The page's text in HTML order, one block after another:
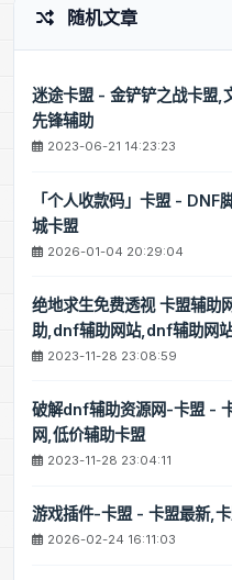
随机文章
迷途卡盟 - 金铲铲之战卡盟,
先锋辅助
2023-06-21 14:23:23
「个人收款码」卡盟 -
城卡盟
2026-01-04 20:29:04
绝地求生免费透视 卡盟辅
助,dnf辅助网站,dnf辅助网
2023-11-28 23:08:59
破解dnf辅助资源网-卡盟 -
网,低价辅助卡盟
2023-11-28 23:04:11
游戏插件-卡盟 - 卡盟最新,
2026-02-24 16:11:03